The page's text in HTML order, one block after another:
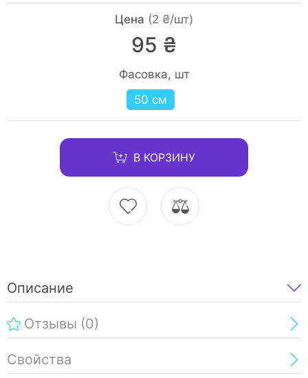
Цена (2 ₴/шт)
95 ₴
Фасовка, шт
50 см
В КОРЗИНУ
Описание
Отзывы (0)
Свойства